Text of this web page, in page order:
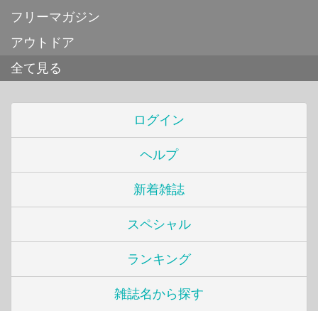
フリーマガジン
アウトドア
全て見る
ログイン
ヘルプ
新着雑誌
スペシャル
ランキング
雑誌名から探す